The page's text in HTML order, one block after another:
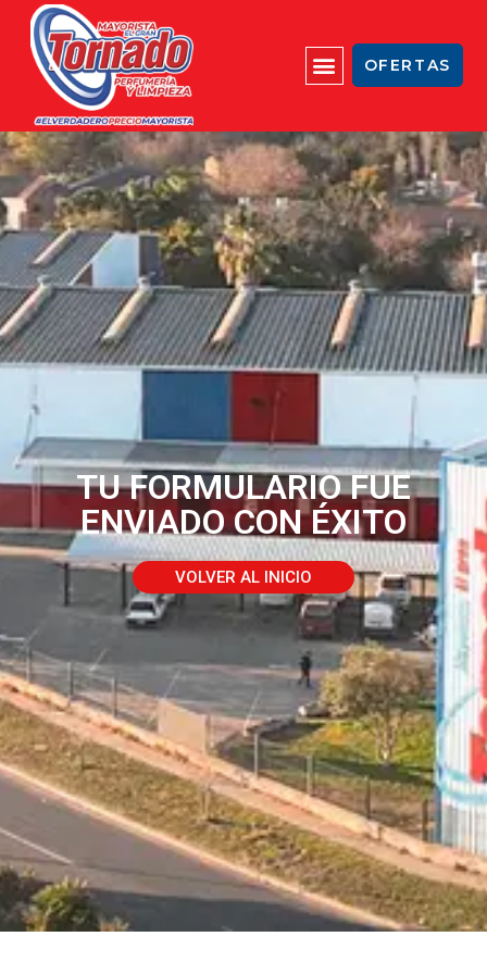
OFERTAS
TU FORMULARIO FUE
ENVIADO CON ÉXITO
VOLVER AL INICIO